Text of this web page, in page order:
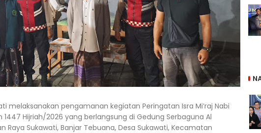
melaksanakan pengamanan kegiatan Peringatan Isra Mi’raj Nabi
1447 Hijriah/2026 yang berlangsung di Gedung Serbaguna Al
Raya Sukawati, Banjar Tebuana, Desa Sukawati, Kecamatan